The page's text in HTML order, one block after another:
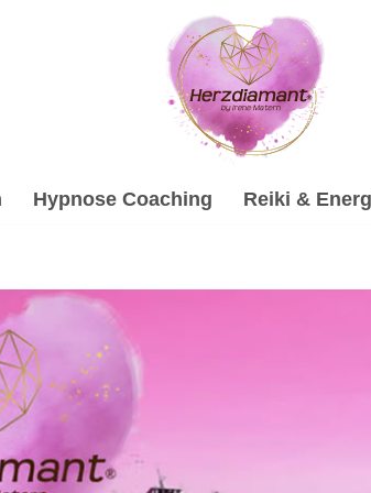
Hypnose Coaching Reiki &
Beratung und ✓Gesprächstherapie,
✓Soundhealing & Reiki oder
✉.